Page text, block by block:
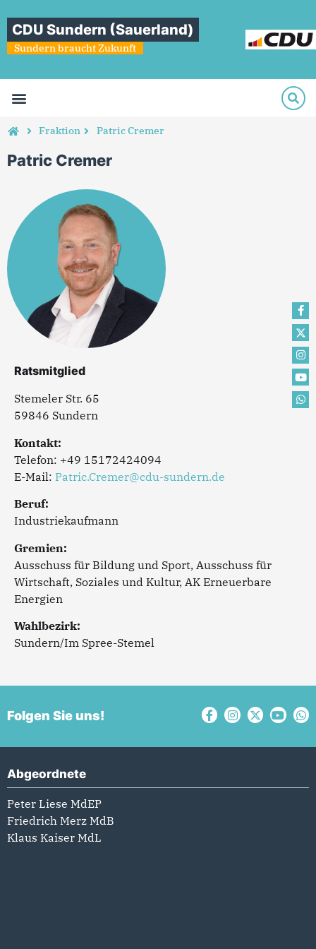
CDU Sundern (Sauerland)
Sundern braucht Zukunft
Fraktion Patric Cremer
Patric Cremer
Ratsmitglied
Stemeler Str. 65
59846 Sundern
Kontakt:
Telefon: +49 15172424094
E-Mail: Patric.Cremer@cdu-sundern.de
Beruf:
Industriekaufmann
Gremien:
Ausschuss für Bildung und Sport, Ausschuss für
Wirtschaft, Soziales und Kultur, AK Erneuerbare
Energien
Wahlbezirk:
Sundern/Im Spree-Stemel
Folgen Sie uns!
Abgeordnete
Peter Liese MdEP
Friedrich Merz MdB
Klaus Kaiser MdL